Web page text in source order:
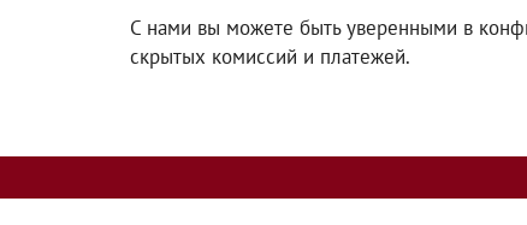
С нами вы можете быть уверенными в
скрытых комиссий и платежей.